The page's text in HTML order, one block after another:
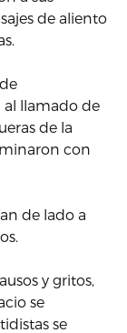
de aliento
llamado de
de la
con
de lado a
y gritos,
se
se